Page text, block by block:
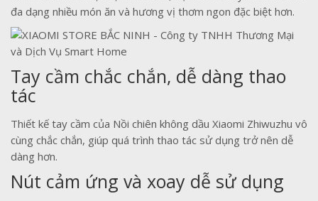
đa dạng nhiều món ăn và hương vị thơm ngon đặc biệt hơn.
Tay cầm chắc chắn, dễ dàng thao
tác
Thiết kế tay cầm của Nồi chiên không dầu Xiaomi Zhiwuzhu vô
cùng chắc chắn, giúp quá trình thao tác sử dụng trở nên dễ
dàng hơn.
Nút cảm ứng và xoay dễ sử dụng